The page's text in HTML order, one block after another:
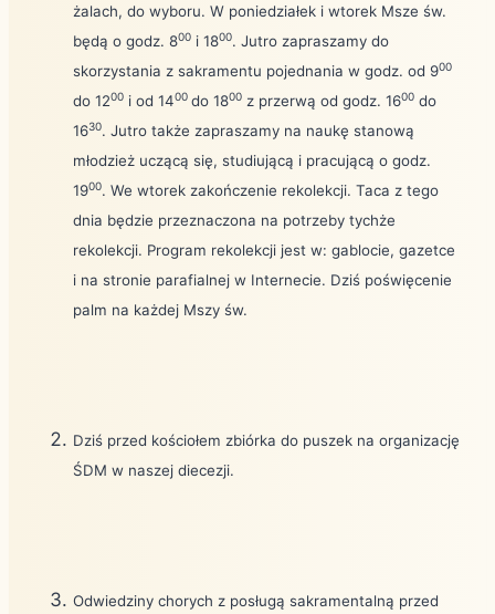
żalach, do wyboru. W poniedziałek i wtorek Msze św.
będą o godz. 800 i 1800. Jutro zapraszamy do
skorzystania z sakramentu pojednania w godz. od 900
do 1200 i od 1400 do 1800 z przerwą od godz. 1600 do
1630. Jutro także zapraszamy na naukę stanową
młodzież uczącą się, studiującą i pracującą o godz.
1900. We wtorek zakończenie rekolekcji. Taca z tego
dnia będzie przeznaczona na potrzeby tychże
rekolekcji. Program rekolekcji jest w: gablocie, gazetce
i na stronie parafialnej w Internecie. Dziś poświęcenie
palm na każdej Mszy św.
Dziś przed kościołem zbiórka do puszek na organizację
ŚDM w naszej diecezji.
Odwiedziny chorych z posługą sakramentalną przed